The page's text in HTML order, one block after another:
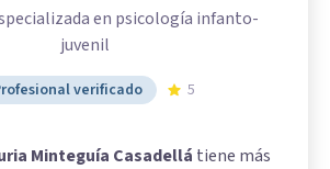
en psicología infanto-
juvenil
verificado 5
Minteguía Casadellá tiene más